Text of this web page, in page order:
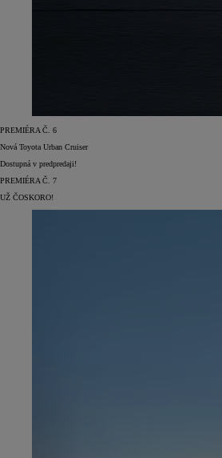
PREMIÉRA Č. 6
Nová Toyota Urban Cruiser
Dostupná v predpredaji!
PREMIÉRA Č. 7
UŽ ČOSKORO!